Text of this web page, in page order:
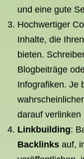
und eine gute
Hochwertiger
Inhalte, die
bieten.
Blogbeiträge
Infografiken. Je
darauf verlinken
Linkbuilding:
Backlinks auf,